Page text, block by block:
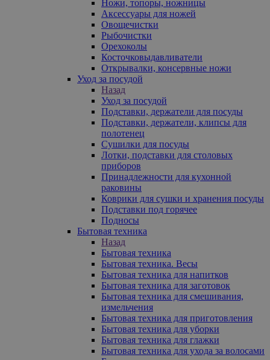
Ножи, топоры, ножницы
Аксессуары для ножей
Овощечистки
Рыбочистки
Орехоколы
Косточковыдавливатели
Открывалки, консервные ножи
Уход за посудой
Назад
Уход за посудой
Подставки, держатели для посуды
Подставки, держатели, клипсы для
полотенец
Сушилки для посуды
Лотки, подставки для столовых
приборов
Принадлежности для кухонной
раковины
Коврики для сушки и хранения посуды
Подставки под горячее
Подносы
Бытовая техника
Назад
Бытовая техника
Бытовая техника. Весы
Бытовая техника для напитков
Бытовая техника для заготовок
Бытовая техника для смешивания,
измельчения
Бытовая техника для приготовления
Бытовая техника для уборки
Бытовая техника для глажки
Бытовая техника для ухода за волосами